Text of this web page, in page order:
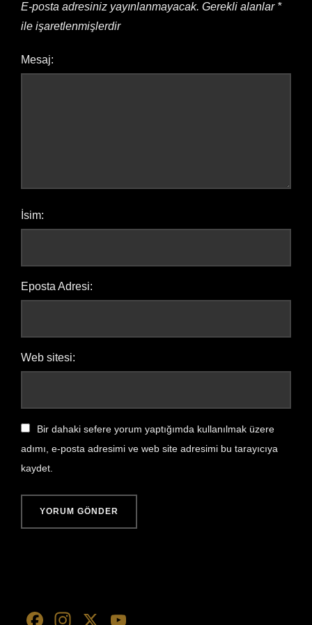
E-posta adresiniz yayınlanmayacak. Gerekli alanlar *
ile işaretlenmişlerdir
Mesaj:
İsim:
Eposta Adresi:
Web sitesi:
Bir dahaki sefere yorum yaptığımda kullanılmak üzere
adımı, e-posta adresimi ve web site adresimi bu tarayıcıya
kaydet.